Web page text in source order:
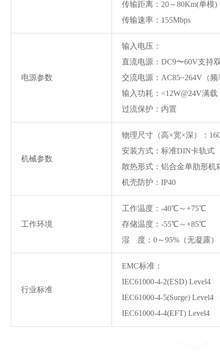
传输距离：20～80Km(单模
传输速率：155Mbps
电源参数
输入电压：
直流电源：DC9〜60V支持
交流电源：AC85~264V（
输入功耗：<12W@24V满载
过流保护：内置
机械参数
物理尺寸（高×宽×深）：
安装方式：标准DIN卡轨式
散热形式：铝合金单肋形
机壳防护：IP40
工作环境
工作温度：-40℃～+75℃
存储温度：-55℃～+85℃
湿 度：0～95%（无凝露）
行业标准
EMC标准：
IEC61000-4-2(ESD) Level4
IEC61000-4-5(Surge)
IEC61000-4-4(EFT) Level4